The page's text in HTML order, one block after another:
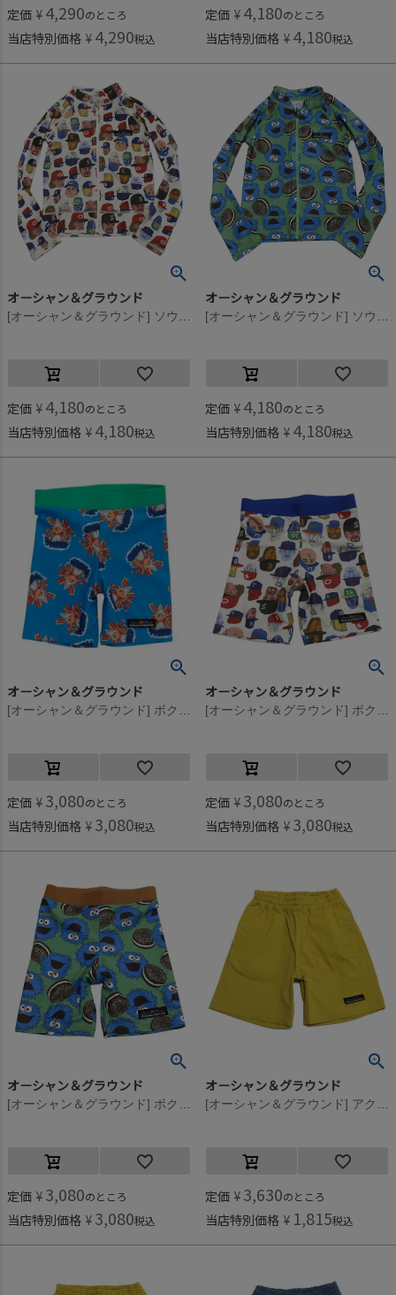
定価 ¥ 4,290のところ
当店特別価格 ¥ 4,290税込
定価 ¥ 4,180のところ
当店特別価格 ¥ 4,180税込
オーシャン＆グラウンド
定価 ¥ 4,180のところ
当店特別価格 ¥ 4,180税込
オーシャン＆グラウンド
定価 ¥ 4,180のところ
当店特別価格 ¥ 4,180税込
オーシャン＆グラウンド
定価 ¥ 3,080のところ
当店特別価格 ¥ 3,080税込
オーシャン＆グラウンド
定価 ¥ 3,080のところ
当店特別価格 ¥ 3,080税込
オーシャン＆グラウンド
定価 ¥ 3,080のところ
当店特別価格 ¥ 3,080税込
オーシャン＆グラウンド
定価 ¥ 3,630のところ
当店特別価格 ¥ 1,815税込